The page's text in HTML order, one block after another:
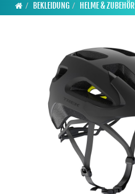
BEKLEIDUNG HELME & ZUBEHÖR